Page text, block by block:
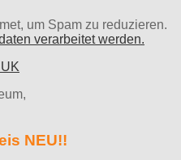
um Spam zu reduzieren.
verarbeitet werden.
NEU!!